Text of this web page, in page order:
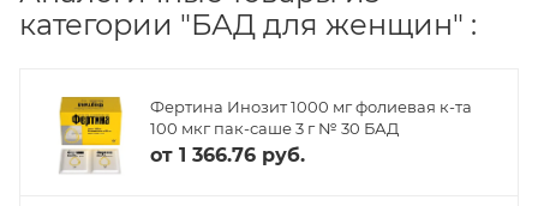
категории "БАД для женщин" :
Фертина Инозит 1000 мг фолиевая к-та
100 мкг пак-саше 3 г № 30 БАД
от 1 366.76 руб.